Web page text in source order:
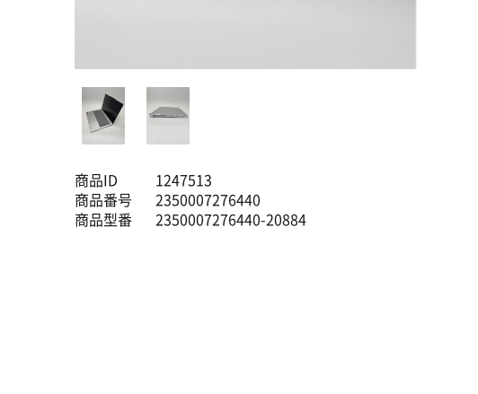
商品ID
1247513
商品番号
2350007276440
商品型番
2350007276440-20884